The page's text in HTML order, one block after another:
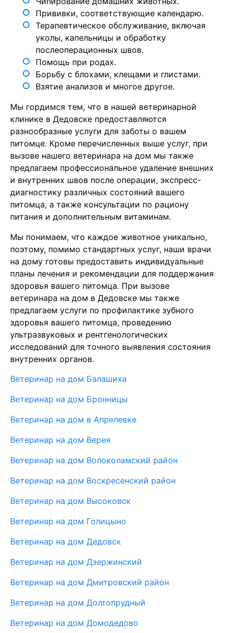
Прививки, соответствующие календарю.
Терапевтическое обслуживание, включая
уколы, капельницы и обработку
послеоперационных швов.
Помощь при родах.
Борьбу с блохами, клещами и глистами.
Взятие анализов и многое другое.
Мы гордимся тем, что в нашей ветеринарной
клинике в Дедовске предоставляются
разнообразные услуги для заботы о вашем
питомце. Кроме перечисленных выше услуг, при
вызове нашего ветеринара на дом мы также
предлагаем профессиональное удаление внешних
и внутренних швов после операции, экспресс-
диагностику различных состояний вашего
питомца, а также консультации по рациону
питания и дополнительным витаминам.
Мы понимаем, что каждое животное уникально,
поэтому, помимо стандартных услуг, наши врачи
на дому готовы предоставить индивидуальные
планы лечения и рекомендации для поддержания
здоровья вашего питомца. При вызове
ветеринара на дом в Дедовске мы также
предлагаем услуги по профилактике зубного
здоровья вашего питомца, проведению
ультразвуковых и рентгенологических
исследований для точного выявления состояния
внутренних органов.
Ветеринар на дом Балашиха
Ветеринар на дом Бронницы
Ветеринар на дом в Апрелевке
Ветеринар на дом Верея
Ветеринар на дом Волоколамский район
Ветеринар на дом Воскресенский район
Ветеринар на дом Высоковск
Ветеринар на дом Голицыно
Ветеринар на дом Дедовск
Ветеринар на дом Дзержинский
Ветеринар на дом Дмитровский район
Ветеринар на дом Долгопрудный
Ветеринар на дом Домодедово